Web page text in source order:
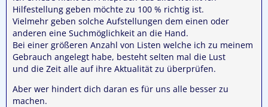
Hilfestellung geben möchte zu 100 % richtig ist.
Vielmehr geben solche Aufstellungen dem einen oder
anderen eine Suchmöglichkeit an die Hand.
Bei einer größeren Anzahl von Listen welche ich zu meinem
Gebrauch angelegt habe, besteht selten mal die Lust
und die Zeit alle auf ihre Aktualität zu überprüfen.
Aber wer hindert dich daran es für uns alle besser zu
machen.